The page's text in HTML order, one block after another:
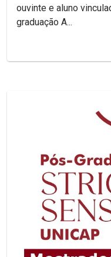
ouvinte e aluno
graduação A...